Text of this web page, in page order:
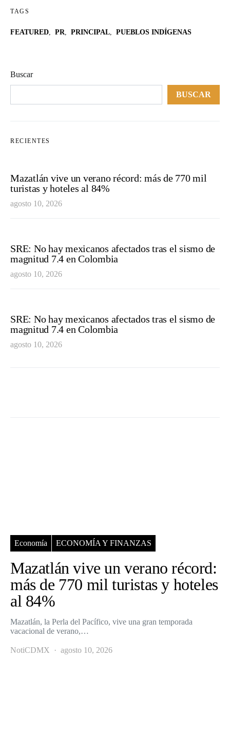
TAGS
FEATURED, PR, PRINCIPAL, PUEBLOS INDÍGENAS
Buscar
BUSCAR
RECIENTES
Mazatlán vive un verano récord: más de 770 mil
turistas y hoteles al 84%
agosto 10, 2026
SRE: No hay mexicanos afectados tras el sismo de
magnitud 7.4 en Colombia
agosto 10, 2026
SRE: No hay mexicanos afectados tras el sismo de
magnitud 7.4 en Colombia
agosto 10, 2026
Economía ECONOMÍA Y FINANZAS
Mazatlán vive un verano récord:
más de 770 mil turistas y hoteles
al 84%
Mazatlán, la Perla del Pacífico, vive una gran temporada
vacacional de verano,…
NotiCDMX agosto 10, 2026